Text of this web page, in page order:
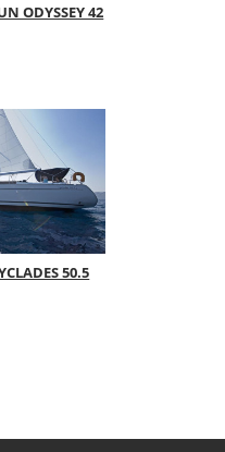
ODYSSEY 42
50.5